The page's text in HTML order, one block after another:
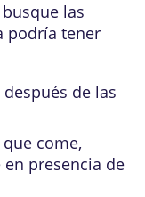
las
podría tener
de las
come,
presencia de